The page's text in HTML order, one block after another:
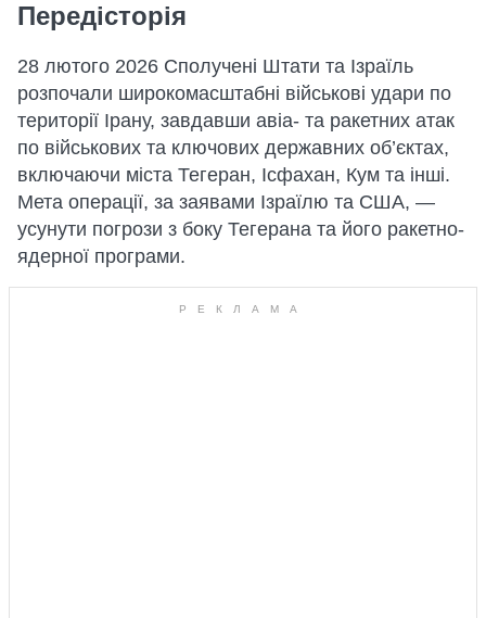
Передісторія
28 лютого 2026 Сполучені Штати та Ізраїль
розпочали широкомасштабні військові удари по
території Ірану, завдавши авіа- та ракетних атак
по військових та ключових державних об’єктах,
включаючи міста Тегеран, Ісфахан, Кум та інші.
Мета операції, за заявами Ізраїлю та США, —
усунути погрози з боку Тегерана та його ракетно-
ядерної програми.